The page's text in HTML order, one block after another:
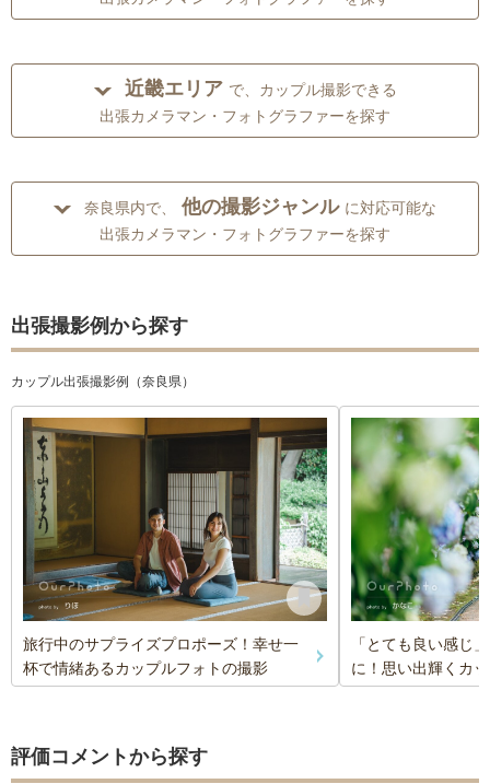
近畿エリア で、カップル撮影できる
出張カメラマン・フォトグラファーを探す
奈良県内で、 他の撮影ジャンル に対応可能な
出張カメラマン・フォトグラファーを探す
出張撮影例から探す
カップル出張撮影例（奈良県）
旅行中のサプライズプロポーズ！幸せ一
杯で情緒あるカップルフォトの撮影
「とても良い感じ
に！思い出輝くカ
評価コメントから探す